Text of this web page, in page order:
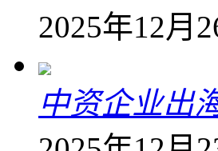
2025年12月
中资企业出